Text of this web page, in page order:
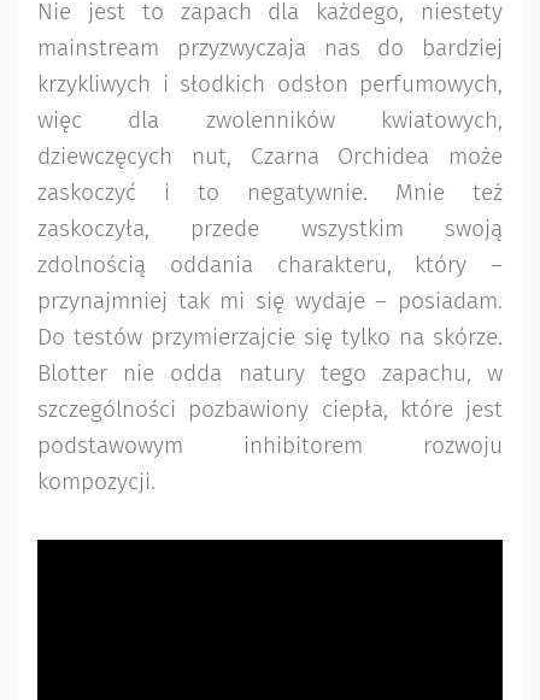
Nie jest to zapach dla każdego, niestety
mainstream przyzwyczaja nas do bardziej
krzykliwych i słodkich odsłon perfumowych,
więc dla zwolenników kwiatowych,
dziewczęcych nut, Czarna Orchidea może
zaskoczyć i to negatywnie. Mnie też
zaskoczyła, przede wszystkim swoją
zdolnością oddania charakteru, który –
przynajmniej tak mi się wydaje – posiadam.
Do testów przymierzajcie się tylko na skórze.
Blotter nie odda natury tego zapachu, w
szczególności pozbawiony ciepła, które jest
podstawowym inhibitorem rozwoju
kompozycji.